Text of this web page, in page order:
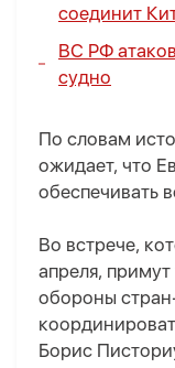
соединит
ВС РФ
судно
По словам
ожидает, что
обеспечивать
Во встрече,
апреля,
обороны
Борис